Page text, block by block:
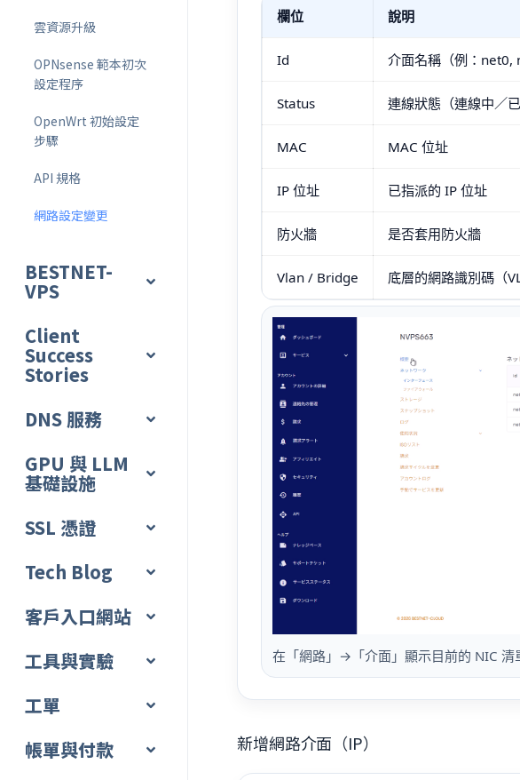
雲資源升級
OPNsense 範本初次
設定程序
OpenWrt 初始設定
步驟
API 規格
網路設定變更
BESTNET-
VPS
Client
Success
Stories
DNS 服務
GPU 與 LLM
基礎設施
SSL 憑證
Tech Blog
客戶入口網站
工具與實驗
工單
帳單與付款
欄位 說明
Id 介面名稱（例：net0,
Status 連線狀態（連線中／已
MAC MAC 位址
IP 位址 已指派的 IP 位址
防火牆 是否套用防火牆
Vlan / Bridge 底層的網路識別碼（
在「網路」→「介面」顯示目前的 NIC
新增網路介面（IP）